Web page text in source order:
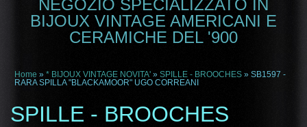
NEGOZIO SPECIALIZZATO IN
BIJOUX VINTAGE AMERICANI E
CERAMICHE DEL '900
Home » * BIJOUX VINTAGE NOVITA' » SPILLE - BROOCHES » SB1597 -
RARA SPILLA "BLACKAMOOR" UGO CORREANI
SPILLE - BROOCHES